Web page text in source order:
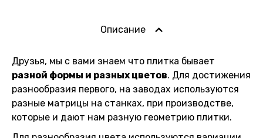
Описание
Друзья, мы с вами знаем что плитка бывает
разной формы и разных цветов. Для достижения
разнообразия первого, на заводах используются
разные матрицы на станках, при производстве,
которые и дают нам разную геометрию плитки.